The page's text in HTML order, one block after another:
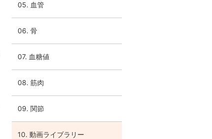
05. 血管
06. 骨
07. 血糖値
08. 筋肉
09. 関節
10. 動画ライブラリー